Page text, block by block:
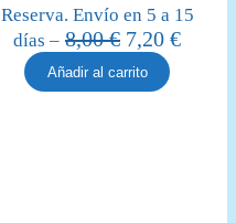
Reserva. Envío en 5 a 15
días – 8,00€ El
precio
original
7,20 €El
Añadir al carrito